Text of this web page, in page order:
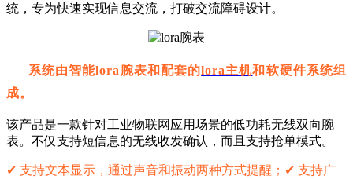
统，专为快速实现信息交流，打破交流障碍设计。
系统由智能lora腕表和配套的lora主机和 软硬件系统组
成。
该产品是一款针对工业物联网应用场景的低功耗无线双向腕
表。不仅支持短信息的无线收发确认，而且支持抢单模式。
✔ 支持文本显示，通过声音和振动两种方式提醒；✔ 支持广